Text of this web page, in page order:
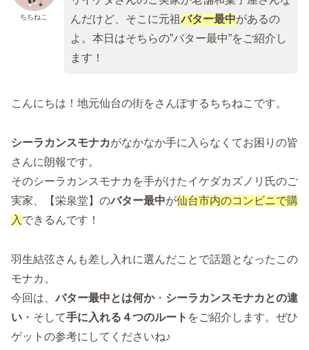
ちちねこ
んだけど、そこに元祖バター最中があるの
よ。本日はそちらの”バター最中”をご紹介し
ます！
こんにちは！地元仙台の街をさんぽするちちねこです。
シーラカンスモナカがなかなか手に入らなくてお困りの皆
さんに朗報です。
そのシーラカンスモナカを手がけたイケダカズノリ氏のご
実家、【栄泉堂】のバター最中が仙台市内のコンビニで購
入 できるんです！
羽生結弦さんも差し入れに選んだことで話題となったこの
モナカ。
今回は、バター最中とは何か・ シーラカンスモナカとの違
い ・そして手に入れる４つのルート をご紹介します。ぜひ
ゲットの参考にしてくださいね♪